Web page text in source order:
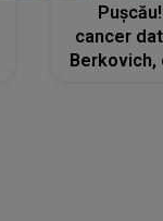
cancer
Berkovich,